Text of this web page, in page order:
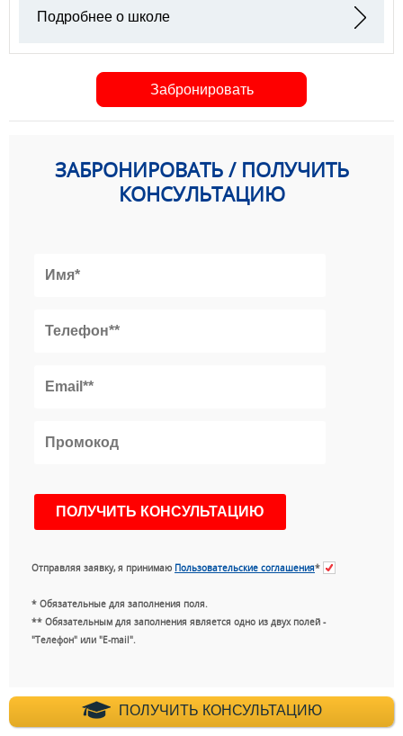
Подробнее о школе
Забронировать
ЗАБРОНИРОВАТЬ / ПОЛУЧИТЬ
КОНСУЛЬТАЦИЮ
Отправляя заявку, я принимаю Пользовательские соглашения*
* Обязательные для заполнения поля.
** Обязательным для заполнения является одно из двух полей -
"Телефон" или "E-mail".
ПОЛУЧИТЬ КОНСУЛЬТАЦИЮ
+7 (495) 660-35-